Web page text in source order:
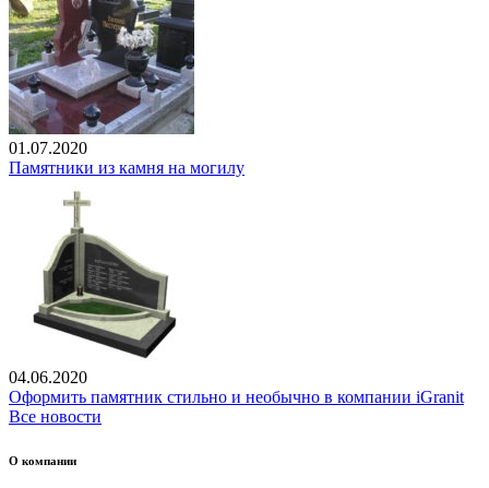
01.07.2020
Памятники из камня на могилу
04.06.2020
Оформить памятник стильно и необычно в компании iGranit
Все новости
О компании